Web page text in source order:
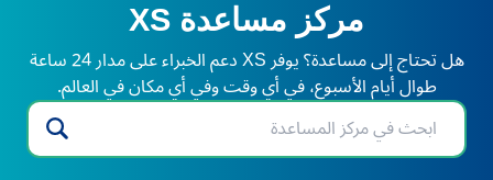
مركز مساعدة XS
هل تحتاج إلى مساعدة؟ يوفر XS دعم الخبراء على مدار 24 ساعة
طوال أيام الأسبوع، في أي وقت وفي أي مكان في العالم.